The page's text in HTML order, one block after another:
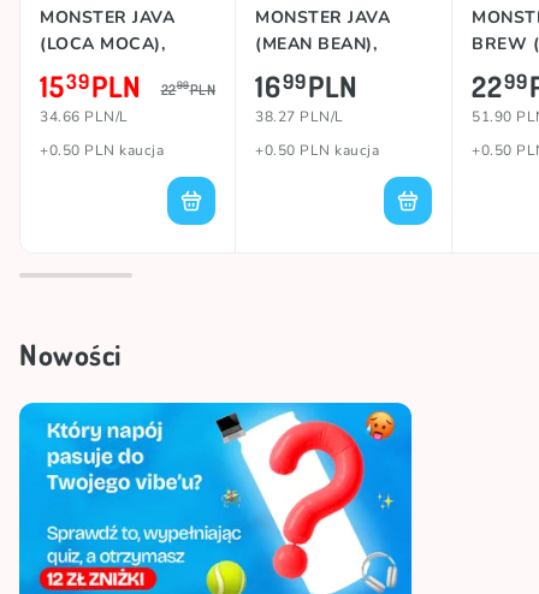
MONSTER JAVA
(LOCA MOCA),
444ml
1539PLN 2299PLN
34.66 PLN/L
+0.50 PLN kaucja
MONSTER JAVA
(MEAN BEAN),
444ml
1699PLN
38.27 PLN/L
+0.50 PLN kaucja
BREW
2299
51.90
+0.50
Nowości